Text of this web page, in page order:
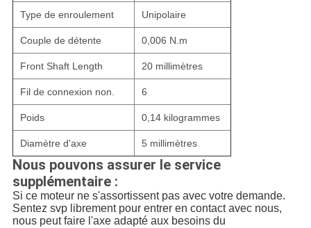
Type de enroulement Unipolaire
Couple de détente 0,006 N.m
Front Shaft Length 20 millimètres
Fil de connexion non. 6
Poids 0,14 kilogrammes
Diamètre d'axe 5 millimètres
Nous pouvons assurer le service
supplémentaire :
Si ce moteur ne s'assortissent pas avec votre demande.
Sentez svp librement pour entrer en contact avec nous,
nous peut faire l'axe adapté aux besoins du